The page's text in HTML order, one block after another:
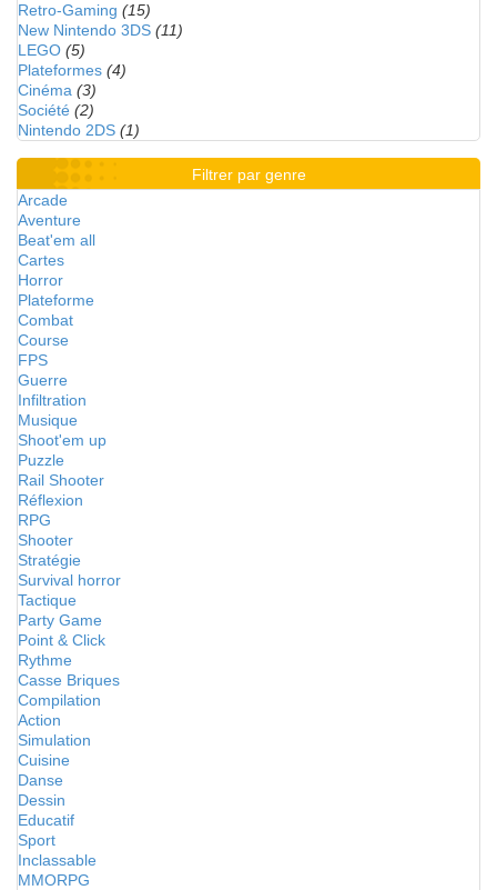
Retro-Gaming (15)
New Nintendo 3DS (11)
LEGO (5)
Plateformes (4)
Cinéma (3)
Société (2)
Nintendo 2DS (1)
Filtrer par genre
Arcade
Aventure
Beat'em all
Cartes
Horror
Plateforme
Combat
Course
FPS
Guerre
Infiltration
Musique
Shoot'em up
Puzzle
Rail Shooter
Réflexion
RPG
Shooter
Stratégie
Survival horror
Tactique
Party Game
Point & Click
Rythme
Casse Briques
Compilation
Action
Simulation
Cuisine
Danse
Dessin
Educatif
Sport
Inclassable
MMORPG